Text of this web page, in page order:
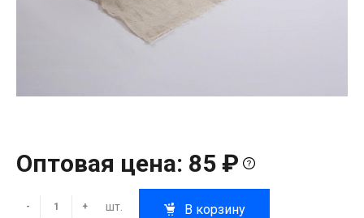
Оптовая цена: 85 ₽
- + шт. В корзину